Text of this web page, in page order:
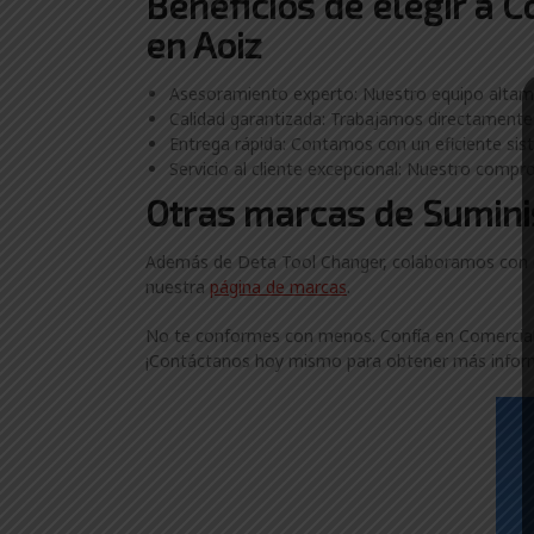
en Aoiz
Asesoramiento experto: Nuestro equipo
Calidad garantizada: Trabajamos
Entrega rápida: Contamos con un eficiente
Servicio al cliente excepcional: Nuestro
Otras marcas de
Además de Deta Tool Changer, colaboramos
nuestra página de marcas.
No te conformes con menos. Confía en
¡Contáctanos hoy mismo para obtener más